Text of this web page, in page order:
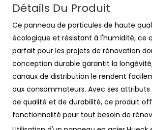
Détails Du Produit
Ce panneau de particules de haute
écologique et résistant à l'humidité, ce
parfait pour les projets de rénovation
conception durable garantit la
canaux de distribution le rendent
aux consommateurs. Avec ses
de qualité et de durabilité, ce produit
fonctionnalité pour tout besoin de